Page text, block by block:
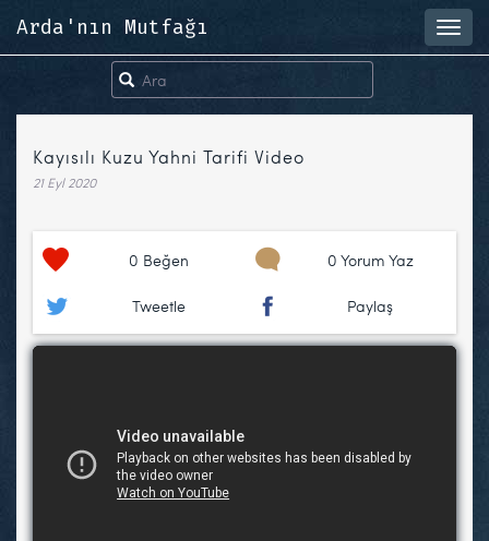
Arda'nın Mutfağı
Kayısılı Kuzu Yahni Tarifi Video
21 Eyl 2020
0 Beğen 0 Yorum Yaz
Tweetle Paylaş